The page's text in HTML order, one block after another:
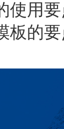
使用
板的